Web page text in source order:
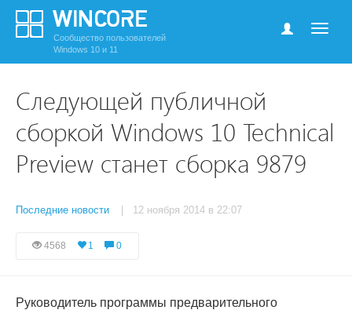
Сообщество пользователей
Windows 10 и 11
Следующей публичной
сборкой Windows 10 Technical
Preview станет сборка 9879
Последние новости | 12 ноября 2014 в 22:07
4568 1 0
Руководитель программы предварительного